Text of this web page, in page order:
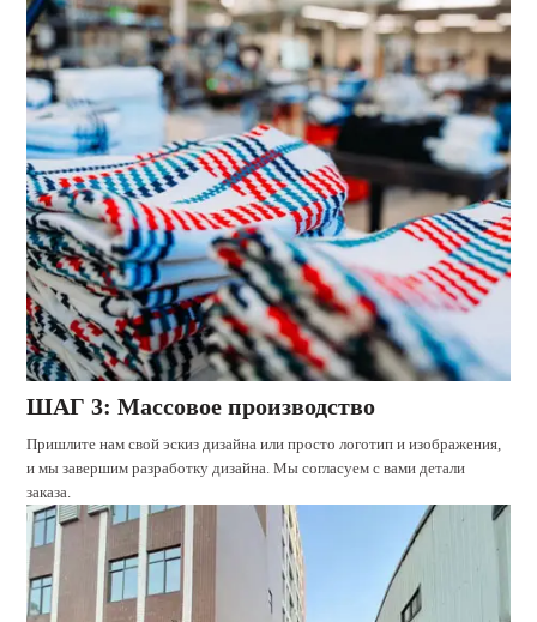
ШАГ 3: Массовое производство
Пришлите нам свой эскиз дизайна или просто логотип и изображения,
и мы завершим разработку дизайна. Мы согласуем с вами детали
заказа.